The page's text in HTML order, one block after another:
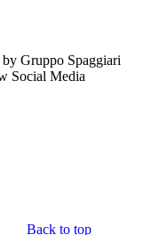
Gruppo Spaggiari
Social Media
Back to top